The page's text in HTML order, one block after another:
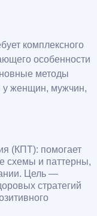
комплексного
особенности
методы
у женщин, мужчин,
(КПТ): помогает
схемы и паттерны,
Цель —
стратегий